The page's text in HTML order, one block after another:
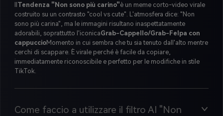
IlTendenza "Non sono più carino"è un meme corto-video virale
costruito su un contrasto "cool vs cute". L'atmosfera dice: "Non
sono più carina", ma le immagini risultano inaspettatamente
adorabili, soprattutto l'iconicaGrab-Cappello/Grab-Felpa con
cappuccioMomento in cui sembra che tu sia tenuto dall'alto mentre
cerchi di scappare. È virale perché è facile da copiare,
immediatamente riconoscibile e perfetto per le modifiche in stile
TikTok.
Come faccio a utilizzare il filtro AI "Non